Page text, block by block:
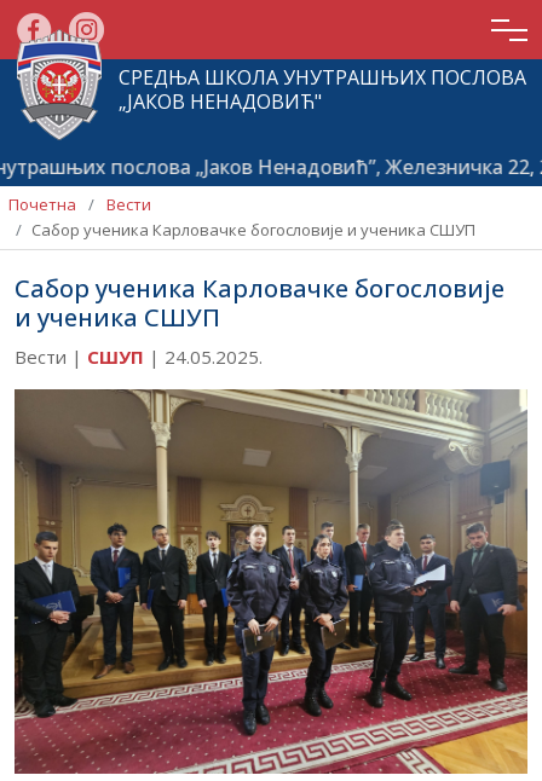
СРЕДЊА ШКОЛА УНУТРАШЊИХ ПОСЛОВА
„ЈАКОВ НЕНАДОВИЋ"
О
школи
Актуелности
Вести
Обавештења
Обавештења
за
родитеље
Критеријуми
Упис
Документа
послова „Јаков Ненадовић”, Железничка 22,
Почетна
Вести
Сабор ученика Карловачке богословије и ученика СШУП
Сабор ученика Карловачке богословије
и ученика СШУП
Вести | СШУП | 24.05.2025.